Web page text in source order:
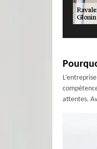
attentes.